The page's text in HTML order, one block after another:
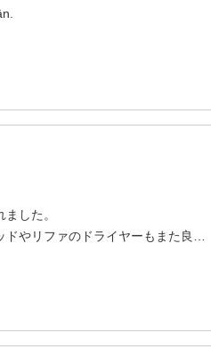
した。
やリファのドライヤーもまた良か
voice/19295?